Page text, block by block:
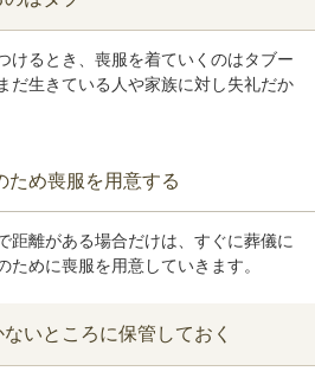
けるとき、喪服を着ていくのはタブー
だ生きている人や家族に対し失礼だか
ため喪服を用意する
距離がある場合だけは、すぐに葬儀に
ために喪服を用意していきます。
いところに保管しておく